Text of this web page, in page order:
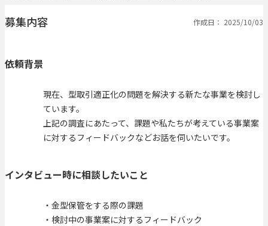
募集内容 作成日： 2025/10/03
依頼背景
現在、型取引適正化の問題を解決する新たな事業を検討し
ています。
上記の調査にあたって、課題や私たちが考えている事業案
に対するフィードバックなどお話を伺いたいです。
インタビュー時に相談したいこと
・金型保管をする際の課題
・検討中の事業案に対するフィードバック